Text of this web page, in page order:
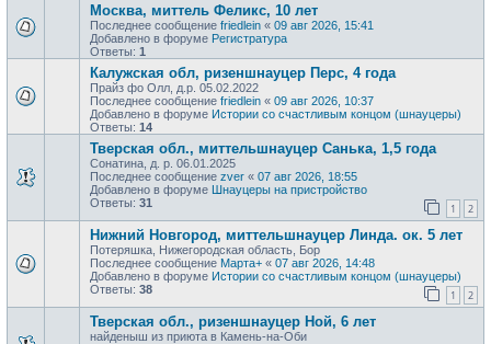
Москва, миттель Феликс, 10 лет
Последнее сообщение friedlein « 09 авг 2026, 15:41
Добавлено в форуме Регистратура
Ответы: 1
Калужская обл, ризеншнауцер Перс, 4 года
Прайз фо Олл, д.р. 05.02.2022
Последнее сообщение friedlein « 09 авг 2026, 10:37
Добавлено в форуме Истории со счастливым концом (шнауцеры)
Ответы: 14
Тверская обл., миттельшнауцер Санька, 1,5 года
Сонатина, д. р. 06.01.2025
Последнее сообщение zver « 07 авг 2026, 18:55
Добавлено в форуме Шнауцеры на пристройство
Ответы: 31 1 2
Нижний Новгород, миттельшнауцер Линда. ок. 5 лет
Потеряшка, Нижегородская область, Бор
Последнее сообщение Марта+ « 07 авг 2026, 14:48
Добавлено в форуме Истории со счастливым концом (шнауцеры)
Ответы: 38 1 2
Тверская обл., ризеншнауцер Ной, 6 лет
найденыш из приюта в Камень-на-Оби